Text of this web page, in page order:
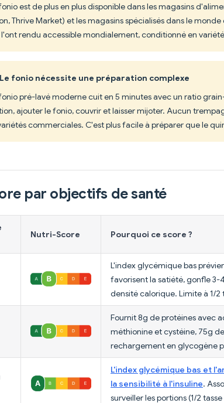
est de plus en plus disponible dans les magasins
Thrive Market) et les magasins spécialisés dans le
l'ont rendu accessible mondialement, conditionné en
Le fonio nécessite une préparation complexe
pré-lavé moderne cuit en 5 minutes avec un ratio
ajouter le fonio, couvrir et laisser mijoter. Aucun
commerciales. C'est plus facile à préparer que le
par objectifs de santé
Nutri-Score Pourquoi ce score ?
L'index glycémique bas
favorisent la satiété, gonfle 3-
densité calorique. Limite à 1/2
Fournit 8g de protéines avec
méthionine et cystéine, 75g
rechargement en glycogène
L'index glycémique bas et
la sensibilité à l'insuline.
surveiller les portions (1/2